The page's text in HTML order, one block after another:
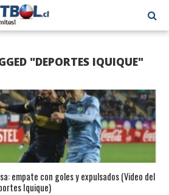
"DEPORTES IQUIQUE"
empate con goles y expulsados (Video del
Iquique)